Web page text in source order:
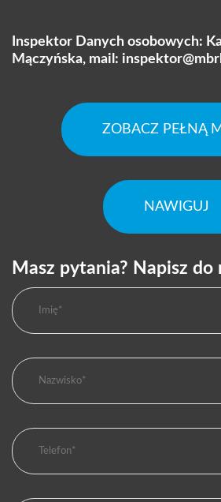
Inspektor Danych osobowych:
Mączyńska, mail:
ZOBACZ PEŁNĄ
NAWIGUJ
Masz pytania? Napisz do